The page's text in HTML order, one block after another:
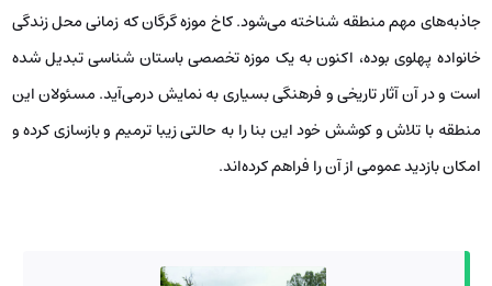
جاذبه‌های مهم منطقه شناخته می‌شود. کاخ موزه گرگان که زمانی محل زندگی
خانواده پهلوی بوده، اکنون به یک موزه تخصصی باستان شناسی تبدیل شده
است و در آن آثار تاریخی و فرهنگی بسیاری به نمایش درمی‌آید. مسئولان این
منطقه با تلاش و کوشش خود این بنا را به حالتی زیبا ترمیم و بازسازی کرده و
امکان بازدید عمومی از آن را فراهم کرده‌اند.